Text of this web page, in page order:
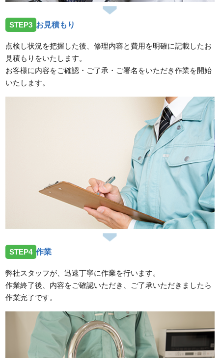
STEP3 お見積もり
点検し状況を把握した後、修理内容と費用を明確に記載したお
見積もりをいたします。
お客様に内容をご確認・ご了承・ご署名をいただき作業を開始
いたします。
STEP4 作業
弊社スタッフが、迅速丁寧に作業を行います。
作業終了後、内容をご確認いただき、ご了承いただきましたら
作業完了です。